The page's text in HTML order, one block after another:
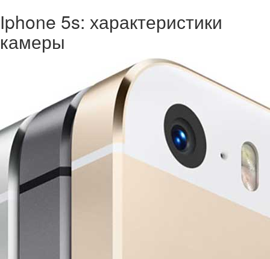
Іphone 5s: характеристики
камеры